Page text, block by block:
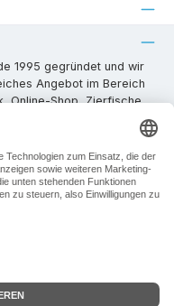
1995 gegründet und wir
Angebot im Bereich
Online-Shop, Zierfische,
usw. ! Als
stehen wir Ihnen für
Besatzwünsche zur
oder senden Sie uns